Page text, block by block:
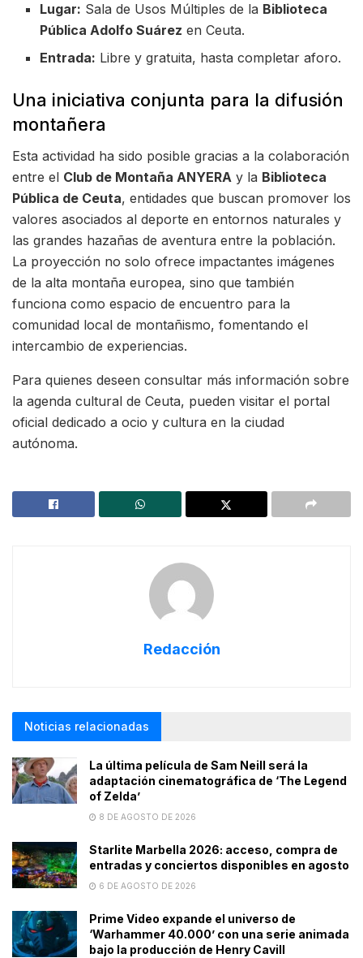
Lugar: Sala de Usos Múltiples de la Biblioteca
Pública Adolfo Suárez en Ceuta.
Entrada: Libre y gratuita, hasta completar aforo.
Una iniciativa conjunta para la difusión
montañera
Esta actividad ha sido posible gracias a la colaboración
entre el Club de Montaña ANYERA y la Biblioteca
Pública de Ceuta, entidades que buscan promover los
valores asociados al deporte en entornos naturales y
las grandes hazañas de aventura entre la población.
La proyección no solo ofrece impactantes imágenes
de la alta montaña europea, sino que también
funciona como espacio de encuentro para la
comunidad local de montañismo, fomentando el
intercambio de experiencias.
Para quienes deseen consultar más información sobre
la agenda cultural de Ceuta, pueden visitar el portal
oficial dedicado a ocio y cultura en la ciudad
autónoma.
Redacción
Noticias relacionadas
La última película de Sam Neill será la
adaptación cinematográfica de ‘The Legend
of Zelda’
8 DE AGOSTO DE 2026
Starlite Marbella 2026: acceso, compra de
entradas y conciertos disponibles en agosto
6 DE AGOSTO DE 2026
Prime Video expande el universo de
‘Warhammer 40.000’ con una serie animada
bajo la producción de Henry Cavill